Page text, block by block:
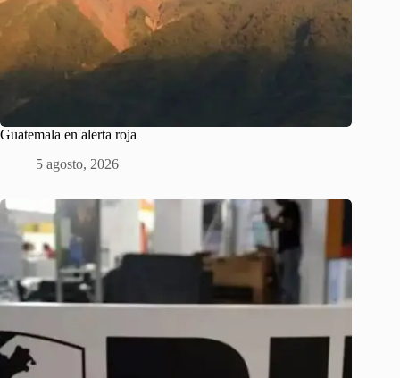
Guatemala en alerta roja
5 agosto, 2026